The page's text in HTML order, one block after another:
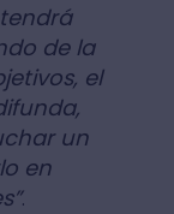
de la
el
un
en
.